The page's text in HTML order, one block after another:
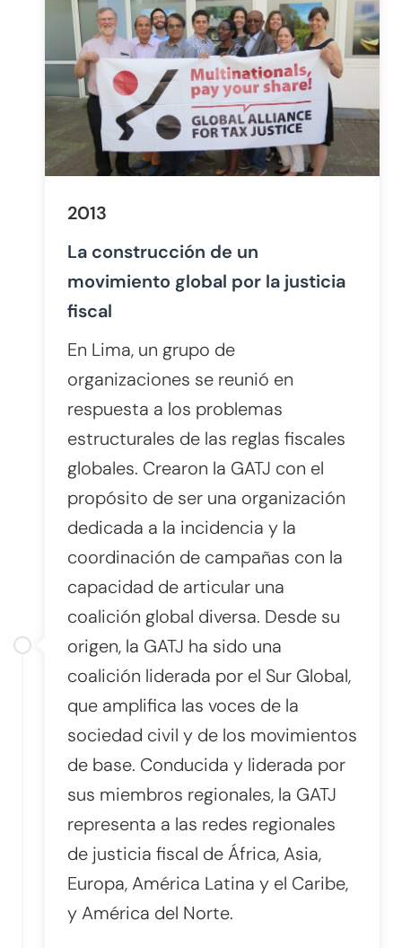
2013
La construcción de un
movimiento global por la justicia
fiscal
En Lima, un grupo de
organizaciones se reunió en
respuesta a los problemas
estructurales de las reglas fiscales
globales. Crearon la GATJ con el
propósito de ser una organización
dedicada a la incidencia y la
coordinación de campañas con la
capacidad de articular una
coalición global diversa. Desde su
origen, la GATJ ha sido una
coalición liderada por el Sur Global,
que amplifica las voces de la
sociedad civil y de los movimientos
de base. Conducida y liderada por
sus miembros regionales, la GATJ
representa a las redes regionales
de justicia fiscal de África, Asia,
Europa, América Latina y el Caribe,
y América del Norte.